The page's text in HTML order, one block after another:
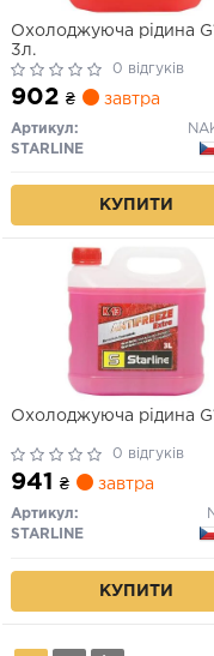
Охолоджуюча рідина
3л.
0 відгуків
902 ₴ завтра
Артикул:
STARLINE
КУПИТИ
Охолоджуюча рідина
0 відгуків
941 ₴ завтра
Артикул:
STARLINE
КУПИТИ